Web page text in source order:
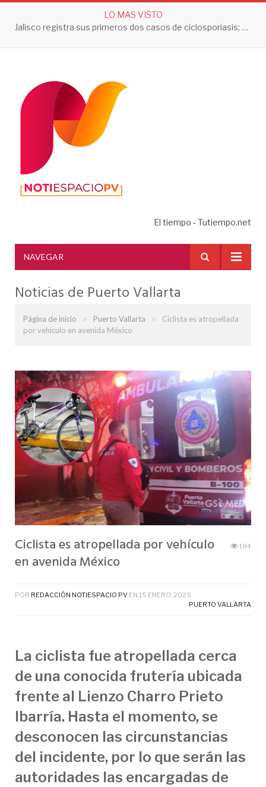
LO MAS VISTO
Jalisco registra sus primeros dos casos de ciclosporiasis; autoridades descartan contagios locales
El tiempo - Tutiempo.net
NAVEGAR
Noticias de Puerto Vallarta
Página de inicio » Puerto Vallarta »
Ciclista es atropellada
por vehículo en avenida México
Ciclista es atropellada por vehículo
en avenida México
184
POR REDACCIÓN NOTIESPACIO PV EN 15 ENERO, 2025
PUERTO VALLARTA
La ciclista fue atropellada cerca
de una conocida frutería ubicada
frente al Lienzo Charro Prieto
Ibarría. Hasta el momento, se
desconocen las circunstancias
del incidente, por lo que serán las
autoridades las encargadas de